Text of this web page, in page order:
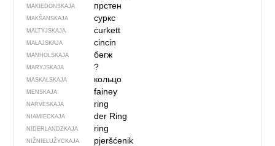
MAKIEDONSKAJA прстен
MAKŠANSKAJA суркс
MALTYJSKAJA ċurkett
MAŁAJSKAJA cincin
MANHOLSKAJA бөгж
MARYJSKAJA ?
MASKALSKAJA кольцо
MENSKAJA fainey
NARVESKAJA ring
NIAMIECKAJA der Ring
NIDERLANDZKAJA ring
NIŽNIEŁUŽYCKAJA pjeršćenik